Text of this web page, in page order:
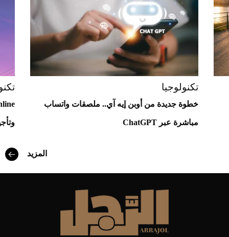
تكنولوجيا
خطوة جديدة من أوبن إيه آي.. ملصقات واتساب
مباشرة عبر ChatGPT
المزيد